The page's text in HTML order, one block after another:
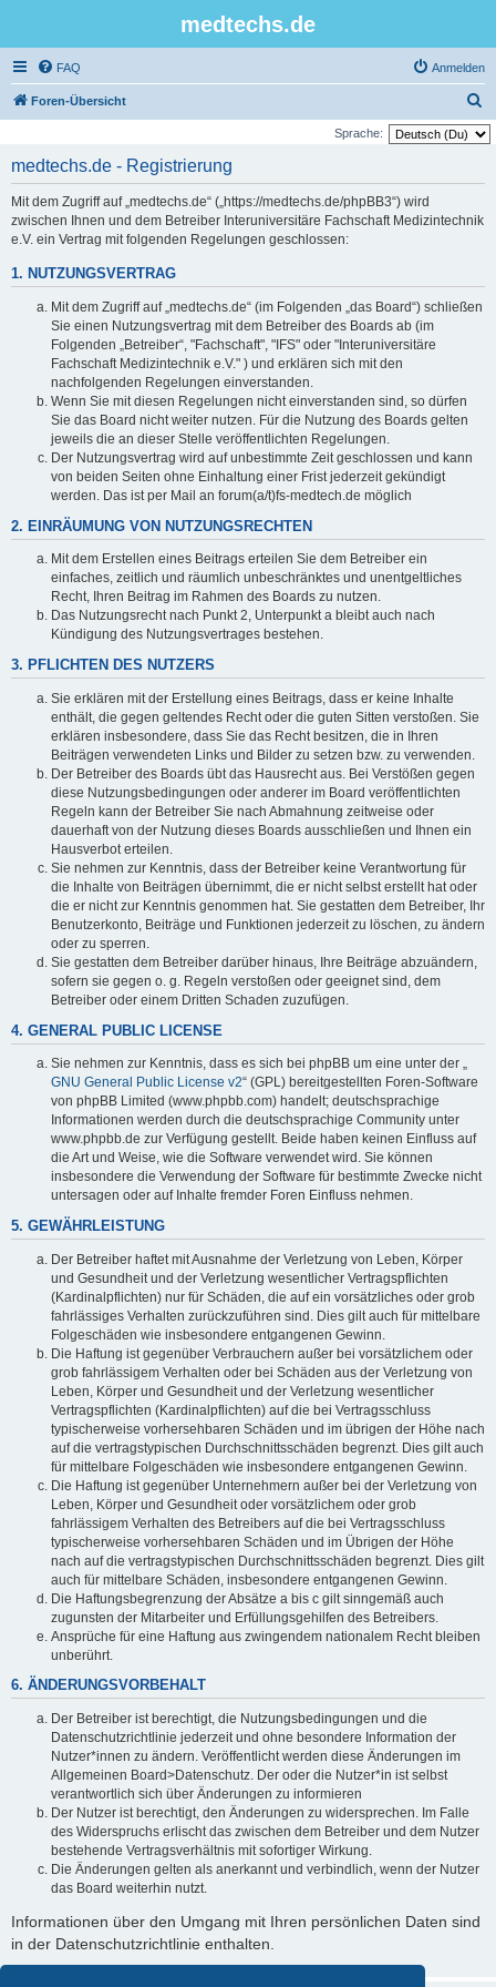
medtechs.de
FAQ Anmelden
Foren-Übersicht
u
Sprache:
medtechs.de - Registrierung
Mit dem Zugriff auf „medtechs.de“ („https://medtechs.de/phpBB3“) wird
zwischen Ihnen und dem Betreiber Interuniversitäre Fachschaft Medizintechnik
e.V. ein Vertrag mit folgenden Regelungen geschlossen:
1. NUTZUNGSVERTRAG
Mit dem Zugriff auf „medtechs.de“ (im Folgenden „das Board“) schließen
Sie einen Nutzungsvertrag mit dem Betreiber des Boards ab (im
Folgenden „Betreiber“, "Fachschaft", "IFS" oder "Interuniversitäre
Fachschaft Medizintechnik e.V." ) und erklären sich mit den
nachfolgenden Regelungen einverstanden.
Wenn Sie mit diesen Regelungen nicht einverstanden sind, so dürfen
Sie das Board nicht weiter nutzen. Für die Nutzung des Boards gelten
jeweils die an dieser Stelle veröffentlichten Regelungen.
Der Nutzungsvertrag wird auf unbestimmte Zeit geschlossen und kann
von beiden Seiten ohne Einhaltung einer Frist jederzeit gekündigt
werden. Das ist per Mail an forum(a/t)fs-medtech.de möglich
2. EINRÄUMUNG VON NUTZUNGSRECHTEN
Mit dem Erstellen eines Beitrags erteilen Sie dem Betreiber ein
einfaches, zeitlich und räumlich unbeschränktes und unentgeltliches
Recht, Ihren Beitrag im Rahmen des Boards zu nutzen.
Das Nutzungsrecht nach Punkt 2, Unterpunkt a bleibt auch nach
Kündigung des Nutzungsvertrages bestehen.
3. PFLICHTEN DES NUTZERS
Sie erklären mit der Erstellung eines Beitrags, dass er keine Inhalte
enthält, die gegen geltendes Recht oder die guten Sitten verstoßen. Sie
erklären insbesondere, dass Sie das Recht besitzen, die in Ihren
Beiträgen verwendeten Links und Bilder zu setzen bzw. zu verwenden.
Der Betreiber des Boards übt das Hausrecht aus. Bei Verstößen gegen
diese Nutzungsbedingungen oder anderer im Board veröffentlichten
Regeln kann der Betreiber Sie nach Abmahnung zeitweise oder
dauerhaft von der Nutzung dieses Boards ausschließen und Ihnen ein
Hausverbot erteilen.
Sie nehmen zur Kenntnis, dass der Betreiber keine Verantwortung für
die Inhalte von Beiträgen übernimmt, die er nicht selbst erstellt hat oder
die er nicht zur Kenntnis genommen hat. Sie gestatten dem Betreiber, Ihr
Benutzerkonto, Beiträge und Funktionen jederzeit zu löschen, zu ändern
oder zu sperren.
Sie gestatten dem Betreiber darüber hinaus, Ihre Beiträge abzuändern,
sofern sie gegen o. g. Regeln verstoßen oder geeignet sind, dem
Betreiber oder einem Dritten Schaden zuzufügen.
4. GENERAL PUBLIC LICENSE
Sie nehmen zur Kenntnis, dass es sich bei phpBB um eine unter der „
GNU General Public License v2“ (GPL) bereitgestellten Foren-Software
von phpBB Limited (www.phpbb.com) handelt; deutschsprachige
Informationen werden durch die deutschsprachige Community unter
www.phpbb.de zur Verfügung gestellt. Beide haben keinen Einfluss auf
die Art und Weise, wie die Software verwendet wird. Sie können
insbesondere die Verwendung der Software für bestimmte Zwecke nicht
untersagen oder auf Inhalte fremder Foren Einfluss nehmen.
5. GEWÄHRLEISTUNG
Der Betreiber haftet mit Ausnahme der Verletzung von Leben, Körper
und Gesundheit und der Verletzung wesentlicher Vertragspflichten
(Kardinalpflichten) nur für Schäden, die auf ein vorsätzliches oder grob
fahrlässiges Verhalten zurückzuführen sind. Dies gilt auch für mittelbare
Folgeschäden wie insbesondere entgangenen Gewinn.
Die Haftung ist gegenüber Verbrauchern außer bei vorsätzlichem oder
grob fahrlässigem Verhalten oder bei Schäden aus der Verletzung von
Leben, Körper und Gesundheit und der Verletzung wesentlicher
Vertragspflichten (Kardinalpflichten) auf die bei Vertragsschluss
typischerweise vorhersehbaren Schäden und im übrigen der Höhe nach
auf die vertragstypischen Durchschnittsschäden begrenzt. Dies gilt auch
für mittelbare Folgeschäden wie insbesondere entgangenen Gewinn.
Die Haftung ist gegenüber Unternehmern außer bei der Verletzung von
Leben, Körper und Gesundheit oder vorsätzlichem oder grob
fahrlässigem Verhalten des Betreibers auf die bei Vertragsschluss
typischerweise vorhersehbaren Schäden und im Übrigen der Höhe
nach auf die vertragstypischen Durchschnittsschäden begrenzt. Dies gilt
auch für mittelbare Schäden, insbesondere entgangenen Gewinn.
Die Haftungsbegrenzung der Absätze a bis c gilt sinngemäß auch
zugunsten der Mitarbeiter und Erfüllungsgehilfen des Betreibers.
Ansprüche für eine Haftung aus zwingendem nationalem Recht bleiben
unberührt.
6. ÄNDERUNGSVORBEHALT
Der Betreiber ist berechtigt, die Nutzungsbedingungen und die
Datenschutzrichtlinie jederzeit und ohne besondere Information der
Nutzer*innen zu ändern. Veröffentlicht werden diese Änderungen im
Allgemeinen Board>Datenschutz. Der oder die Nutzer*in ist selbst
verantwortlich sich über Änderungen zu informieren
Der Nutzer ist berechtigt, den Änderungen zu widersprechen. Im Falle
des Widerspruchs erlischt das zwischen dem Betreiber und dem Nutzer
bestehende Vertragsverhältnis mit sofortiger Wirkung.
Die Änderungen gelten als anerkannt und verbindlich, wenn der Nutzer
das Board weiterhin nutzt.
Informationen über den Umgang mit Ihren persönlichen Daten sind
in der Datenschutzrichtlinie enthalten.